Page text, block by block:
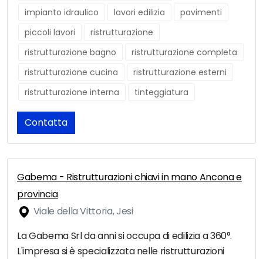
impianto idraulico
lavori edilizia
pavimenti
piccoli lavori
ristrutturazione
ristrutturazione bagno
ristrutturazione completa
ristrutturazione cucina
ristrutturazione esterni
ristrutturazione interna
tinteggiatura
Contatta
Gabema - Ristrutturazioni chiavi in mano Ancona e
provincia
Viale della Vittoria, Jesi
La Gabema Srl da anni si occupa di edilizia a 360°.
L'impresa si è specializzata nelle ristrutturazioni